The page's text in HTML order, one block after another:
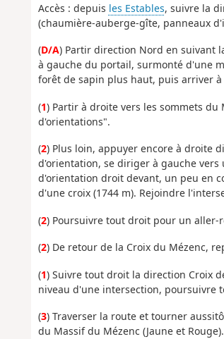
Accès : depuis les Estables, suivre la
(chaumière-auberge-gîte, panneaux
(D/A) Partir direction Nord en suivant
à gauche du portail, surmonté d'une
forêt de sapin plus haut, puis arriver
(1) Partir à droite vers les sommets
d'orientations".
(2) Plus loin, appuyer encore à droite
d'orientation, se diriger à gauche
d'orientation droit devant, un peu en
d'une croix (1744 m). Rejoindre
(2) Poursuivre tout droit pour un aller-
(2) De retour de la Croix du Mézenc,
(1) Suivre tout droit la direction Croix
niveau d'une intersection, poursuivre
(3) Traverser la route et tourner
du Massif du Mézenc (Jaune et